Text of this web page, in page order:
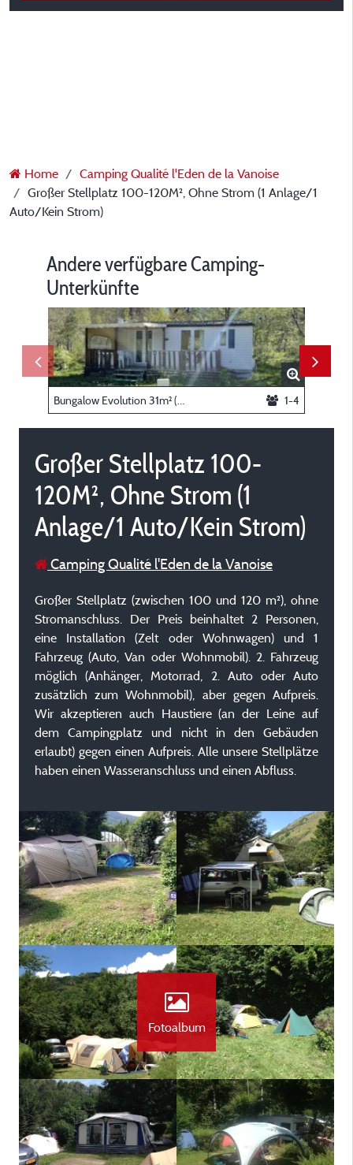
Home
Camping Qualité l'Eden de la Vanoise
Großer Stellplatz 100-120M², Ohne Strom (1 Anlage/1
Auto/Kein Strom)
Andere verfügbare Camping-
Unterkünfte
1-4
Großer Stellplatz 100-
120M², Ohne Strom (1
Anlage/1 Auto/Kein Strom)
Camping Qualité l'Eden de la Vanoise
Großer Stellplatz (zwischen 100 und 120 m²), ohne
Stromanschluss. Der Preis beinhaltet 2 Personen,
eine Installation (Zelt oder Wohnwagen) und 1
Fahrzeug (Auto, Van oder Wohnmobil). 2. Fahrzeug
möglich (Anhänger, Motorrad, 2. Auto oder Auto
zusätzlich zum Wohnmobil), aber gegen Aufpreis.
Wir akzeptieren auch Haustiere (an der Leine auf
dem Campingplatz und nicht in den Gebäuden
erlaubt) gegen einen Aufpreis. Alle unsere Stellplätze
haben einen Wasseranschluss und einen Abfluss.
Fotoalbum